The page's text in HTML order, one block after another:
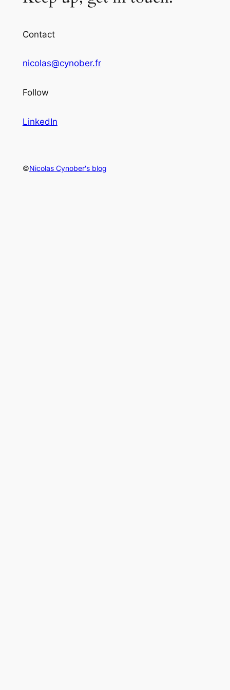
Contact
nicolas@cynober.fr
Follow
LinkedIn
©Nicolas Cynober's blog